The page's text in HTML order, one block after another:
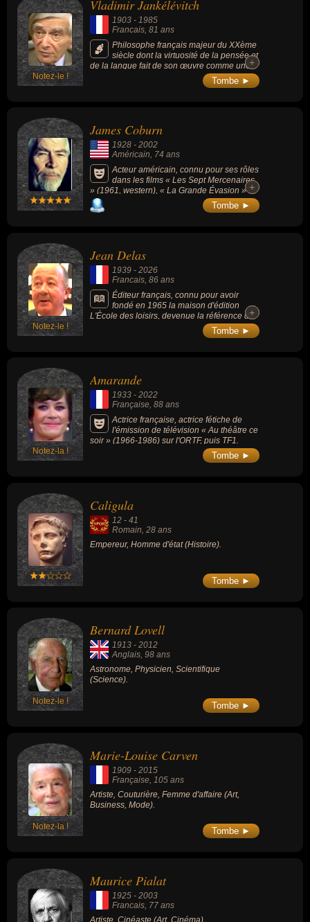
Notez-le !
Vladimir Jankélévitch
1903 - 1985
Francais , 81 ans
Philosophe français majeur du XXème
siècle dont la virtuosité de la pensée et
de la langue fait de son œuvre comme une
cantate au service de la vie, dont la richesse
et le sens apparaissent dans l'imprévu, le
« Traité des Vertus » (1949) ou « La musique
et l'ineffable » (1961).
+
+
Tombe ►
James Coburn
1928 - 2002
Américain, 74 ans
Acteur américain, connu pour ses rôles
dans les films « Les Sept Mercenaires
» (1961, western), « La Grande Évasion »
(1963, guerre, avec Steve McQueen), «
Charade » (1963, policier, avec Audrey
Leone), « Pat Garrett et Billy le Kid » (1973,
western), « La Bataille de Midway » (1973,
guerre, avec Charlton Heston), « Croix de fer
» (1977, guerre) ou « Affliction » (1997,
drame).
+
+
Tombe ►
Notez-le !
Jean Delas
1939 - 2026
Francais, 86 ans
Éditeur français, connu pour avoir
fondé en 1965 la maison d'édition
L'École des loisirs, devenue la référence de
la littérature de jeunesse en France, il a
révolutionné le secteur en s'éloignant des
+
+
Tombe ►
Notez-la !
Amarande
1933 - 2022
Française, 88 ans
Actrice française, actrice fétiche de
l'émission de télévision « Au théâtre ce
soir » (1966-1986) sur l'ORTF, puis TF1.
Tombe ►
Caligula
12 - 41
Romain, 28 ans
Empereur, Homme d'état (Histoire).
Tombe ►
Notez-le !
Bernard Lovell
1913 - 2012
Anglais, 98 ans
Astronome, Physicien, Scientifique
(Science).
Tombe ►
Notez-la !
Marie-Louise Carven
1909 - 2015
Française, 105 ans
Artiste, Couturière, Femme d'affaire (Art,
Business, Mode).
Tombe ►
Maurice Pialat
1925 - 2003
Francais , 77 ans
Artiste, Cinéaste (Art, Cinéma).